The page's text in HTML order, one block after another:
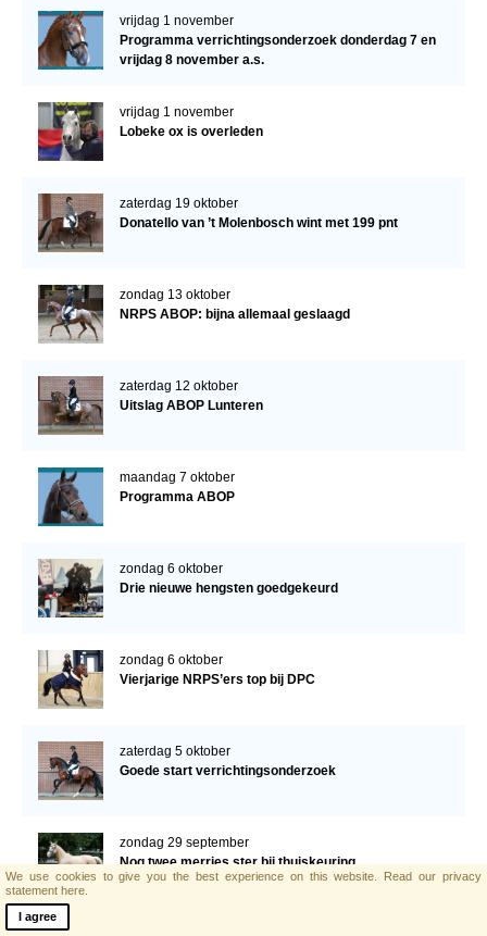
vrijdag 1 november
Programma verrichtingsonderzoek donderdag 7 en
vrijdag 8 november a.s.
vrijdag 1 november
Lobeke ox is overleden
zaterdag 19 oktober
Donatello van ’t Molenbosch wint met 199 pnt
zondag 13 oktober
NRPS ABOP: bijna allemaal geslaagd
zaterdag 12 oktober
Uitslag ABOP Lunteren
maandag 7 oktober
Programma ABOP
zondag 6 oktober
Drie nieuwe hengsten goedgekeurd
zondag 6 oktober
Vierjarige NRPS’ers top bij DPC
zaterdag 5 oktober
Goede start verrichtingsonderzoek
zondag 29 september
Nog twee merries ster bij thuiskeuring
We use cookies to give you the best experience on this website. Read our privacy
statement here.
I agree